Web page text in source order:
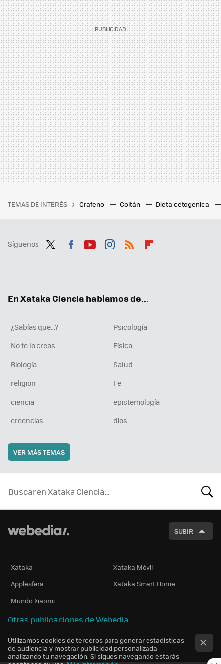
TEMAS DE INTERÉS Grafeno Coltán Dieta cetogenica
Síguenos
En Xataka Ciencia hablamos de...
¿Sabías que...?
Psicología
No te lo creas
Física
Biología
Salud
religion
Fe
ciencia
epistemología
creencias
dios
VER MÁS TEMAS
SUBIR
Xataka
Xataka Móvil
Applesfera
Xataka Smart Home
Mundo Xiaomi
Otras publicaciones de Webedia
Utilizamos cookies de terceros para generar estadísticas
de audiencia y mostrar publicidad personalizada
analizando tu navegación. Si sigues navegando estarás